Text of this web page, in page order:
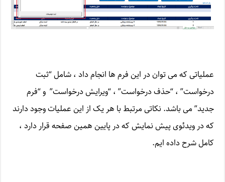
عملیاتی که می توان در این فرم ها انجام داد ، شامل “ثبت
درخواست” ، “حذف درخواست” ، “ویرایش درخواست” و “فرم
جدید” می باشد. نکاتی مرتبط با هر یک از این عملیات وجود دارند
که در ویدئوی پیش نمایش که در پایین همین صفحه قرار دارد ،
کامل شرح داده ایم.